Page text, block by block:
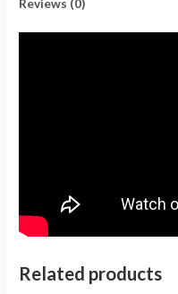
Related products